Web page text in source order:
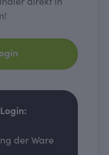
direkt in
der Ware